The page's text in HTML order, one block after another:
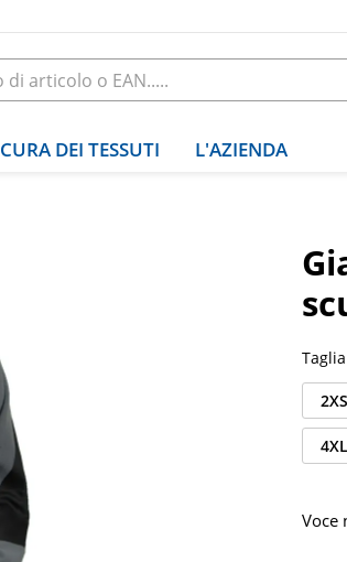
CURA DEI TESSUTI L'AZIENDA
Taglia
2XS
4XL
Voce